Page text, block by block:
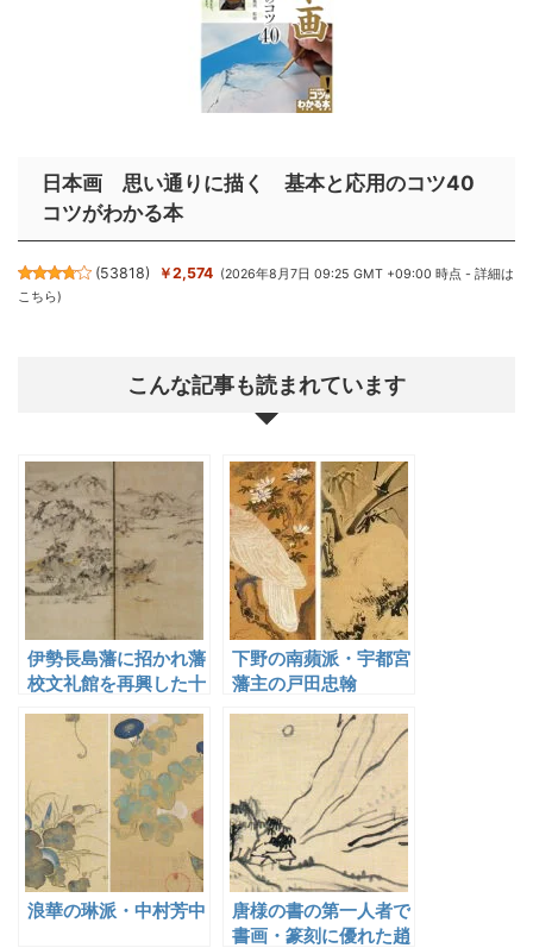
日本画 思い通りに描く 基本と応用のコツ40
コツがわかる本
(53818) ￥2,574 (2026年8月7日 09:25 GMT +09:00 時点 -詳細は
こちら)
こんな記事も読まれています
伊勢長島藩に招かれ藩
校文礼館を再興した十
下野の南蘋派・宇都宮
藩主の戸田忠翰
浪華の琳派・中村芳中
唐様の書の第一人者で
書画・篆刻に優れた趙